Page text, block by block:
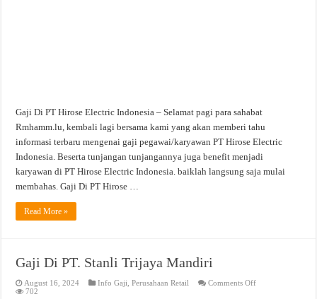
Gaji Di PT Hirose Electric Indonesia – Selamat pagi para sahabat
Rmhamm.lu, kembali lagi bersama kami yang akan memberi tahu
informasi terbaru mengenai gaji pegawai/karyawan PT Hirose Electric
Indonesia. Beserta tunjangan tunjangannya juga benefit menjadi
karyawan di PT Hirose Electric Indonesia. baiklah langsung saja mulai
membahas. Gaji Di PT Hirose …
Read More »
Gaji Di PT. Stanli Trijaya Mandiri
August 16, 2024 Info Gaji ,Perusahaan Retail Comments Offon
702